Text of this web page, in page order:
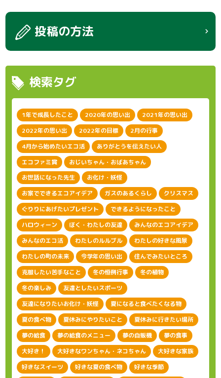
投稿の方法
検索タグ
1年で成長したこと 2020年の思い出
2021年の思い出
2022年の思い出
2022年の目標
2月の行事
4月から始めたいエコ活
ありがとうを伝えたい人
エコファミ賞
おじいちゃん・おばあちゃん
お世話になった先生
お化け・妖怪
お家でできるエコアイデア
ガスのあるくらし
クリスマス
ぐりりにあげたいプレゼント
できるようになったこと
ハロウィーン
ぼく・わたしの友達
みんなのエコアイデア
みんなのエコ活
わたしのルルブル
わたしの好きな風景
わたしの町の未来
今学年の思い出
住んでみたいところ
克服したい苦手なこと
冬の恒例行事
冬の植物
冬の楽しみ
友達としたいスポーツ
友達になりたいお化け・妖怪
夏になると食べたくなる物
夏の食べ物
夏休みにやりたいこと
夏休みに行きたい場所
夢の給食
夢の給食のメニュー 夢の自販機
夢の食事
大好き！
大好きなワンちゃん・ネコちゃん
大好きな家族
好きなスイーツ
好きな夏の食べ物
好きな季節